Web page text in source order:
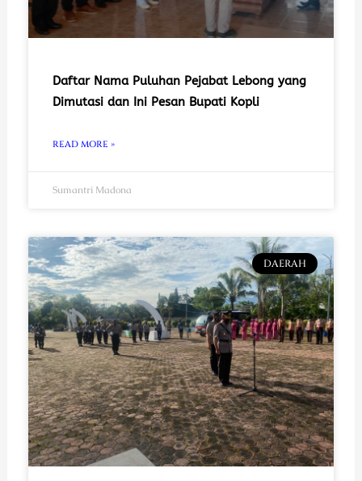
Daftar Nama Puluhan Pejabat Lebong yang
Dimutasi dan Ini Pesan Bupati Kopli
READ MORE »
Sumantri Madona
DAERAH